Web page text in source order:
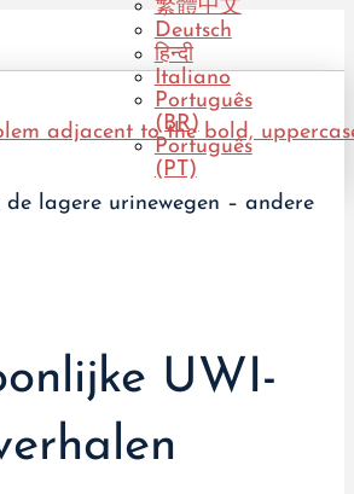
繁體中文
Deutsch
हिन्दी
Italiano
Português
(BR)
Português
(PT)
UWI-